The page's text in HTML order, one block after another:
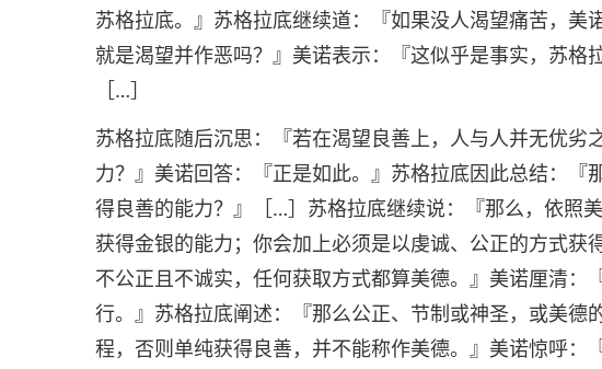
苏格拉底。』苏格拉底继续道：『如果没人渴望痛苦，美
就是渴望并作恶吗？』美诺表示：『这似乎是事实，苏格
［…］
苏格拉底随后沉思：『若在渴望良善上，人与人并无优劣
力？』美诺回答：『正是如此。』苏格拉底因此总结：『
得良善的能力？』［…］苏格拉底继续说：『那么，依
获得金银的能力；你会加上必须是以虔诚、公正的方式获
不公正且不诚实，任何获取方式都算美德。』美诺厘清：
行。』苏格拉底阐述：『那么公正、节制或神圣，或美德
程，否则单纯获得良善，并不能称作美德。』美诺惊呼：